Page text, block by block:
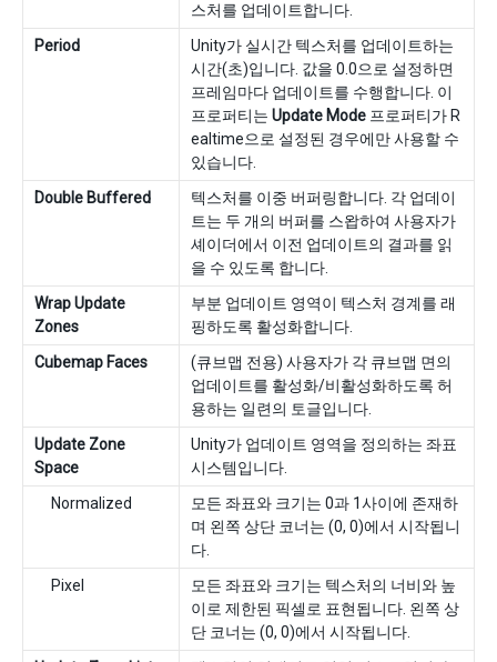
스처를 업데이트합니다.
Period
Unity가 실시간 텍스처를 업데이트하는
시간(초)입니다. 값을 0.0으로 설정하면
프레임마다 업데이트를 수행합니다. 이
프로퍼티는 Update Mode 프로퍼티가 R
ealtime으로 설정된 경우에만 사용할 수
있습니다.
Double Buffered
텍스처를 이중 버퍼링합니다. 각 업데이
트는 두 개의 버퍼를 스왑하여 사용자가
셰이더에서 이전 업데이트의 결과를 읽
을 수 있도록 합니다.
Wrap Update
Zones
부분 업데이트 영역이 텍스처 경계를 래
핑하도록 활성화합니다.
Cubemap Faces
(큐브맵 전용) 사용자가 각 큐브맵 면의
업데이트를 활성화/비활성화하도록 허
용하는 일련의 토글입니다.
Update Zone
Space
Unity가 업데이트 영역을 정의하는 좌표
시스템입니다.
Normalized
모든 좌표와 크기는 0과 1사이에 존재하
며 왼쪽 상단 코너는 (0, 0)에서 시작됩니
다.
Pixel
모든 좌표와 크기는 텍스처의 너비와 높
이로 제한된 픽셀로 표현됩니다. 왼쪽 상
단 코너는 (0, 0)에서 시작됩니다.